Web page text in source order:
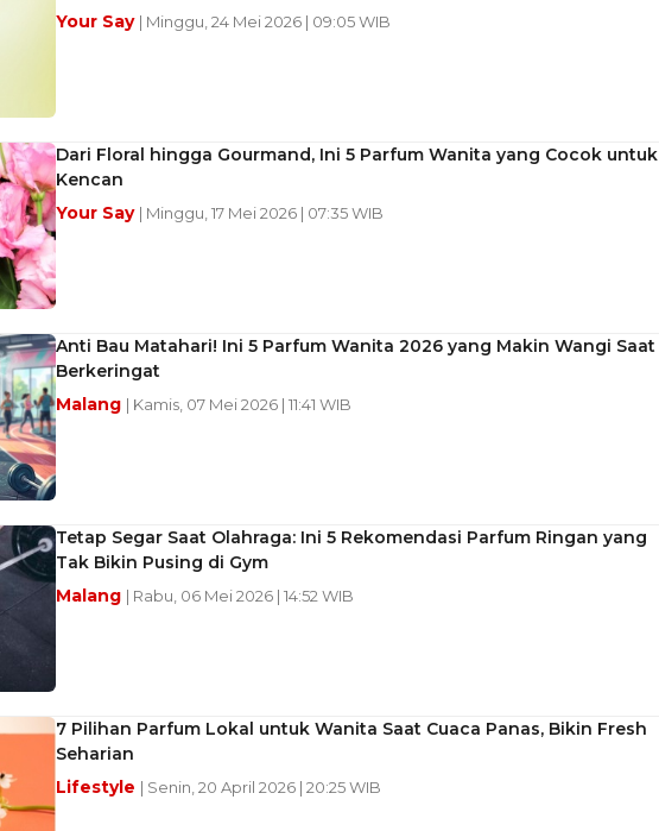
Your Say | Minggu, 24 Mei 2026 | 09:05 WIB
Dari Floral hingga Gourmand, Ini 5 Parfum Wanita yang Cocok untuk
Kencan
Your Say | Minggu, 17 Mei 2026 | 07:35 WIB
Anti Bau Matahari! Ini 5 Parfum Wanita 2026 yang Makin Wangi Saat
Berkeringat
Malang | Kamis, 07 Mei 2026 | 11:41 WIB
Tetap Segar Saat Olahraga: Ini 5 Rekomendasi Parfum Ringan yang
Tak Bikin Pusing di Gym
Malang | Rabu, 06 Mei 2026 | 14:52 WIB
7 Pilihan Parfum Lokal untuk Wanita Saat Cuaca Panas, Bikin Fresh
Seharian
Lifestyle | Senin, 20 April 2026 | 20:25 WIB